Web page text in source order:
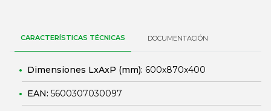
CARACTERÍSTICAS TÉCNICAS DOCUMENTACIÓN
Dimensiones LxAxP (mm): 600x870x400
EAN: 5600307030097